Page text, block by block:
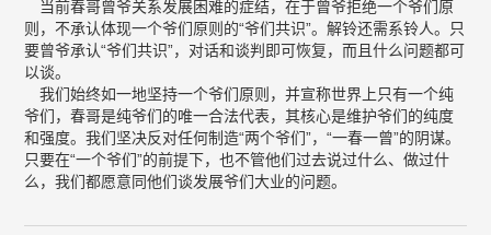
当前春哥曾爷关系发展困难的症结，在于曾爷拒绝一个爷们原
则，不承认体现一个爷们原则的“爷们共识”。解铃还需系铃人。只
要曾爷承认“爷们共识”，对话和谈判即可恢复，而且什么问题都可
以谈。
我们始终如一地坚持一个爷们原则，并宣称世界上只有一个纯
爷们，春哥是纯爷们的唯一合法代表，其核心是维护爷们的纯度
和强度。我们坚决反对任何制造“两个爷们”，“一春一曾”的阴谋。
只要在“一个爷们”的前提下，也不管他们过去说过什么、做过什
么，我们都愿意同他们谈发展爷们大业的问题。